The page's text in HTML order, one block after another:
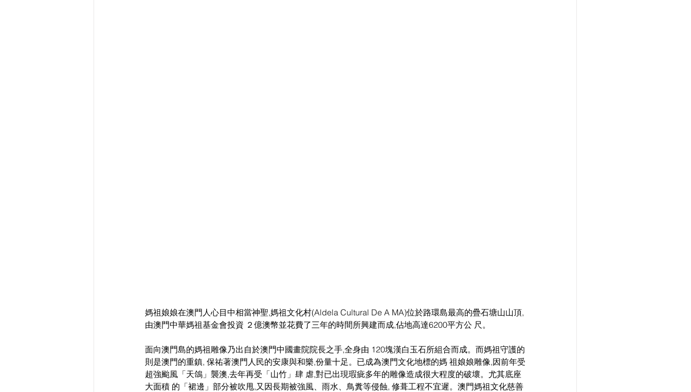
媽祖娘娘在澳門人心目中相當神聖,媽祖文化村(Aldela Cultural De A MA)位於路環島最高的疊石塘山山頂,
由澳門中華媽祖基金會投資 ２億澳幣並花費了三年的時間所興建而成,佔地高達6200平方公 尺。
面向澳門島的媽祖雕像乃出自於澳門中國畫院院長之手,全身由 120塊漢白玉石所組合而成。而媽祖守護的
則是澳門的重鎮, 保祐著澳門人民的安康與和樂,份量十足。已成為澳門文化地標的媽 祖娘娘雕像,因前年受
超強颱風「天鴿」襲澳,去年再受「山竹」肆 虐,對已出現瑕疵多年的雕像造成很大程度的破壞。尤其底座
大面積 的「裙邊」部分被吹甩,又因長期被強風、雨水、鳥糞等侵蝕, 修葺工程不宜遲。澳門媽祖文化慈善